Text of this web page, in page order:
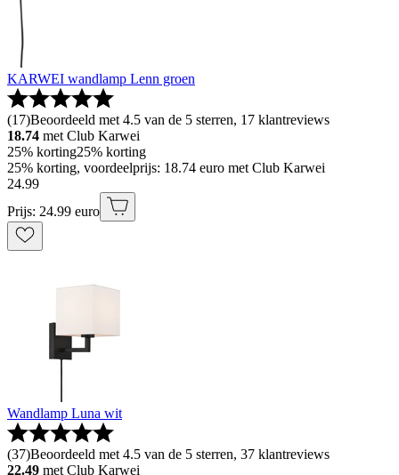
KARWEI wandlamp Lenn groen
(17)Beoordeeld met 4.5 van de 5 sterren, 17 klantreviews
18.74 met Club Karwei
25% korting25% korting
25% korting, voordeelprijs: 18.74 euro met Club Karwei
24.99
Prijs: 24.99 euro
Wandlamp Luna wit
(37)Beoordeeld met 4.5 van de 5 sterren, 37 klantreviews
22.49 met Club Karwei